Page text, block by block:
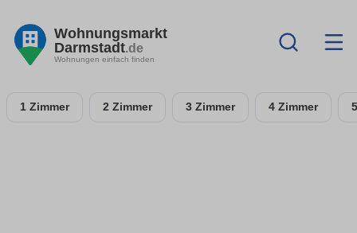
Wohnungsmarkt
Darmstadt.de
Wohnungen einfach finden
1 Zimmer 2 Zimmer 3 Zimmer 4 Zimmer